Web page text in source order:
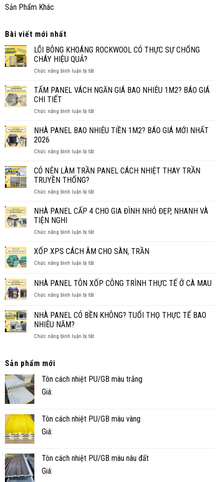
Sản Phẩm Khác
Bài viết mới nhất
LÕI BÔNG KHOÁNG ROCKWOOL CÓ THỰC SỰ CHỐNG
CHÁY HIỆU QUẢ?
Chức năng bình luận bị tắtở
BÔNG
CÓ
SỰ
HIỆU
TẤM PANEL VÁCH NGĂN GIÁ BAO NHIÊU 1M2? BÁO GIÁ
CHI TIẾT
Chức năng bình luận bị tắtở
PANEL
GIÁ
NHIÊU
GIÁ
TIẾT
NHÀ PANEL BAO NHIÊU TIỀN 1M2? BÁO GIÁ MỚI NHẤT
2026
Chức năng bình luận bị tắtở
PANEL
TIỀN
BÁO
NHẤT
CÓ NÊN LÀM TRẦN PANEL CÁCH NHIỆT THAY TRẦN
TRUYỀN THỐNG?
Chức năng bình luận bị tắtở
NÊN
PANEL
NHIỆT
TRẦN
THỐNG?
NHÀ PANEL CẤP 4 CHO GIA ĐÌNH NHỎ ĐẸP, NHANH VÀ
TIỆN NGHI
Chức năng bình luận bị tắtở
PANEL
4
GIA
NHỎ
NHANH
XỐP XPS CÁCH ÂM CHO SÀN, TRẦN
Chức năng bình luận bị tắtở
XPS
CÁCH
ÂM
SÀN,
NHÀ PANEL TÔN XỐP CÔNG TRÌNH THỰC TẾ Ở CÀ MAU
Chức năng bình luận bị tắtở
PANEL
TÔN
CÔNG
CÀ
NHÀ PANEL CÓ BỀN KHÔNG? TUỔI THỌ THỰC TẾ BAO
NHIÊU NĂM?
Chức năng bình luận bị tắtở
KHÔNG?
BAO
Sản phẩm mới
Tôn cách nhiệt PU/GB màu trắng
Giá:
Tôn cách nhiệt PU/GB màu vàng
Giá:
Tôn cách nhiệt PU/GB màu nâu đất
Giá: